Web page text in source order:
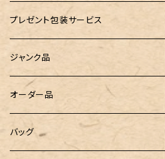
Ystudio（ワイスタジオ）
LOGステーショナリー
WATERMAN（ウォーターマン）
工房sokoharo（そこはろ）
ラジオメーター
Tempo Drop（テンポドロップ）
グラスマーカー
バッグハンガー
廃盤品 Ain シュタイン 0.3
廃盤品 Ain シュタイン 0.2
ペーパーペン by if
プレゼント包装サービス
ジャンク品
オーダー品
バッグ